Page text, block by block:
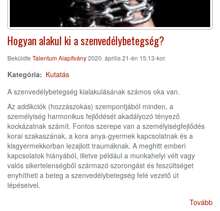
Hogyan alakul ki a szenvedélybetegség?
Beküldte Talentum Alapítvány2020. április 21-én 15:13-kor.
Kategória
Kutatás
A szenvedélybetegség kialakulásának számos oka van.
Az addikciók (hozzászokás) szempontjából minden, a
személyiség harmonikus fejlődését akadályozó tényező
kockázatnak számít. Fontos szerepe van a személyiségfejlődés
korai szakaszának, a kora anya-gyermek kapcsolatnak és a
kisgyermekkorban lezajlott traumáknak. A meghitt emberi
kapcsolatok hiányából, illetve például a munkahelyi vélt vagy
valós sikertelenségből származó szorongást és feszültséget
enyhítheti a beteg a szenvedélybetegség felé vezető út
lépéseivel.
Tovább